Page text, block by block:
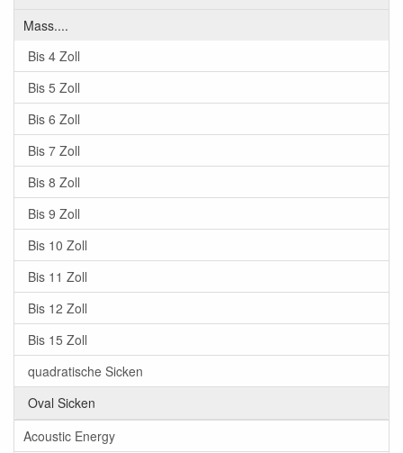
Mass....
Bis 4 Zoll
Bis 5 Zoll
Bis 6 Zoll
Bis 7 Zoll
Bis 8 Zoll
Bis 9 Zoll
Bis 10 Zoll
Bis 11 Zoll
Bis 12 Zoll
Bis 15 Zoll
quadratische Sicken
Oval Sicken
Acoustic Energy